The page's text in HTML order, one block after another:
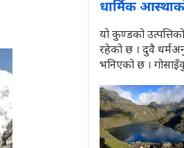
धार्मिक
यो कुण्डको उत्पत्तिको
रहेको छ । दुवै
भनिएको छ ।